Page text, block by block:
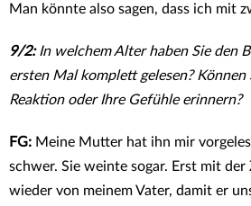
Man könnte also sagen, dass ich mit
9/2:In welchem Alter haben Sie den
ersten Mal komplett gelesen? Können
Reaktion oder Ihre Gefühle erinnern?
FG: Meine Mutter hat ihn mir
schwer. Sie weinte sogar. Erst mit
wieder von meinem Vater, damit er